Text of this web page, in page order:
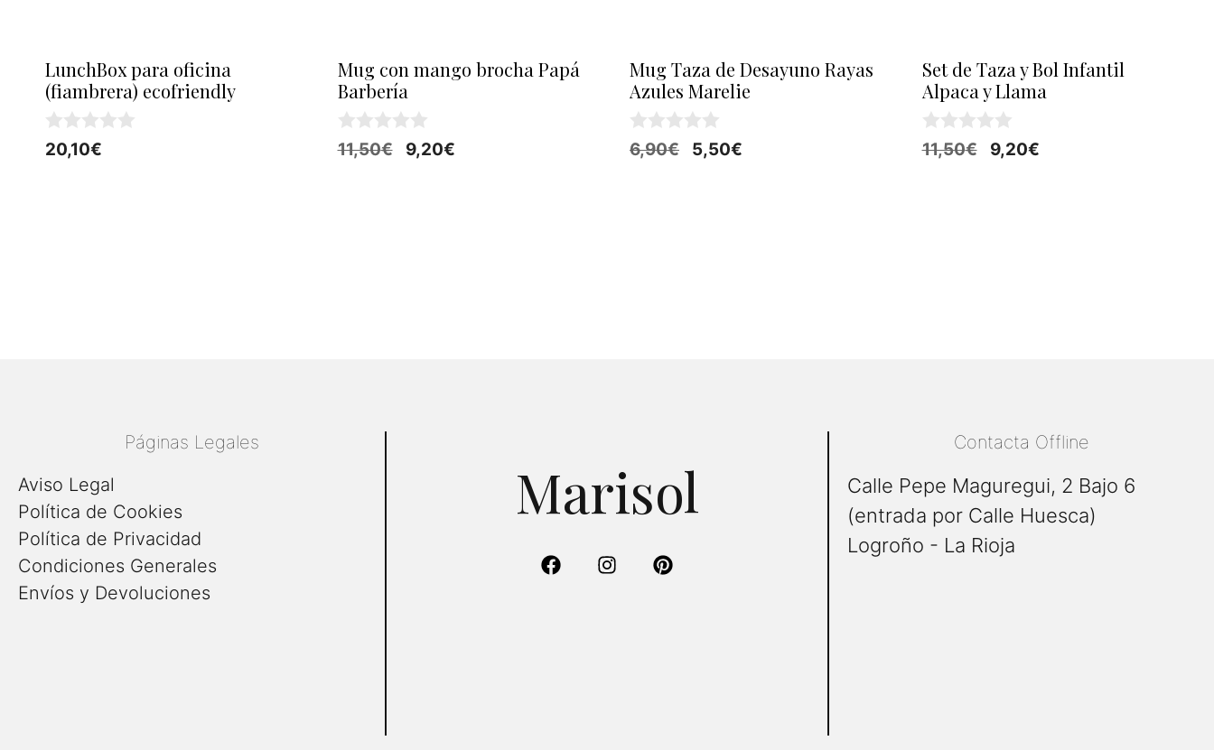
LunchBox para oficina
(fiambrera) ecofriendly
0
d
20,10€
Mug con mango brocha Papá
Barbería
0
d
11,50€
El
9,20€El
Mug Taza de Desayuno Rayas
Azules Marelie
0
d
6,90€
El
5,50€
Set de Taza y Bol Infantil
Alpaca y Llama
0
d
11,50€
El
9,20€El
Páginas Legales
Aviso Legal
Política de Cookies
Política de Privacidad
Condiciones Generales
Envíos y Devoluciones
Marisol
Contacta Offline
Calle Pepe Maguregui, 2 Bajo 6
(entrada por Calle Huesca)
Logroño - La Rioja